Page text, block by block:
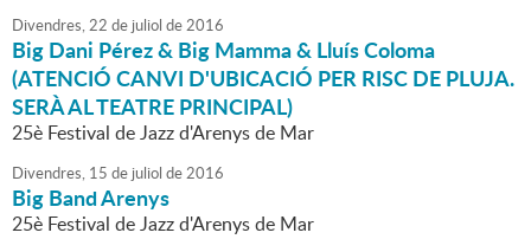
Divendres,22 de juliol de2016
Big Dani Pérez & Big Mamma & Lluís Coloma
(ATENCIÓ CANVI D'UBICACIÓ PER RISC DE PLUJA.
SERÀ AL TEATRE PRINCIPAL)
25è Festival de Jazz d'Arenys de Mar
Divendres, 15 de juliol de2016
Big Band Arenys
25è Festival de Jazz d'Arenys de Mar